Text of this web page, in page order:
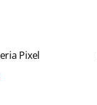
Pixel